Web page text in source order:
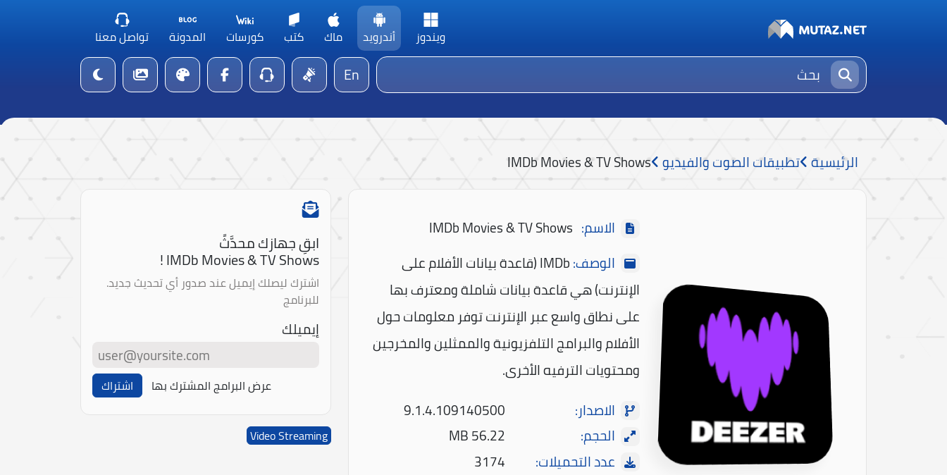
ويندوز أندرويد ماك كتب كورسات المدونة تواصل معنا
En
الرئيسية تطبيقات الصوت والفيديو IMDb Movies & TV Shows
الاسم: IMDb Movies & TV Shows
الوصف:
IMDb (قاعدة بيانات الأفلام على
الإنترنت) هي قاعدة بيانات شاملة ومعترف بها
على نطاق واسع عبر الإنترنت توفر معلومات حول
الأفلام والبرامج التلفزيونية والممثلين والمخرجين
ومحتويات الترفيه الأخرى.
الاصدار:
9.1.4.109140500
الحجم:
56.22 MB
عدد التحميلات:
3174
ابقِ جهازك محدَّثً
IMDb Movies & TV Shows !
اشترك ليصلك إيميل عند صدور أي تحديث جديد.
للبرنامج
إيميلك
عرض البرامج المشترك بها اشتراك
Video Streaming